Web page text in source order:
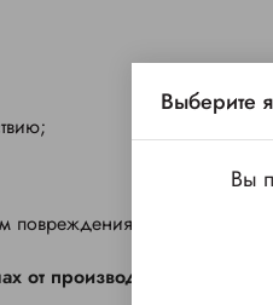
повреждениям.
от производителя
Выберите
Вы